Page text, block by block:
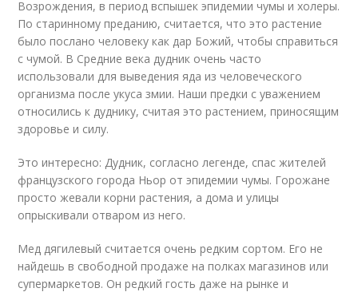
Возрождения, в период вспышек эпидемии чумы и холеры.
По старинному преданию, считается, что это растение
было послано человеку как дар Божий, чтобы справиться
с чумой. В Средние века дудник очень часто
использовали для выведения яда из человеческого
организма после укуса змии. Наши предки с уважением
относились к дуднику, считая это растением, приносящим
здоровье и силу.
Это интересно: Дудник, согласно легенде, спас жителей
французского города Ньор от эпидемии чумы. Горожане
просто жевали корни растения, а дома и улицы
опрыскивали отваром из него.
Мед дягилевый считается очень редким сортом. Его не
найдешь в свободной продаже на полках магазинов или
супермаркетов. Он редкий гость даже на рынке и